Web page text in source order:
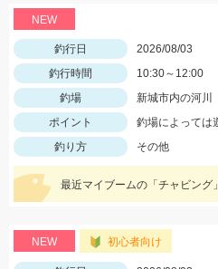
NEW
釣行日
2026/08/03
釣行時間
10:30～12:00
釣場
新城市内の河川
ポイント
釣場によっては
釣り方
その他
NEW 初心者向け